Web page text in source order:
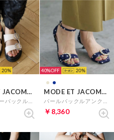
20
MODE ET JACOMO carino
40% 20
MODE ET JACOMO carino
￥8,360